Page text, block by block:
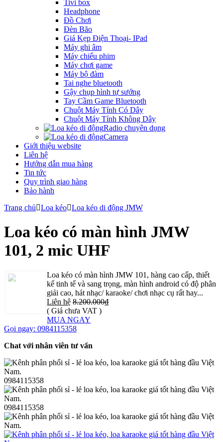
Tivi box
Headphone
Đồ Chơi
Đèn Bão
Giá Kẹp Điện Thoại- IPad
Máy ghi âm
Máy chiếu phim
Máy chơi game
Máy bộ đàm
Tai nghe bluetooth
Gậy chụp hình tự sướng
Tay Cầm Game Bluetooth
Chuột Máy Tính Có Dây
Chuột Máy Tính Không Dây
Radio chuyên dụng
Camera
Giới thiệu website
Liên hệ
Hướng dẫn mua hàng
Tin tức
Quy trình giao hàng
Bảo hành
Trang chủ
Loa kéo Loa kéo di động JMW
Loa kéo có màn hình JMW
101, 2 mic UHF
Loa kéo có màn hình JMW 101, hàng cao cấp, thiết
kế tinh tế và sang trọng, màn hình android có độ phân
giải cao, hát nhạc/ karaoke/ chơi nhạc cụ rất hay...
Liên hệ 8.200.000₫
( Giá chưa VAT )
MUA NGAY
Gọi ngay: 0984115358
Chat với nhân viên tư vấn
0984115358
0984115358